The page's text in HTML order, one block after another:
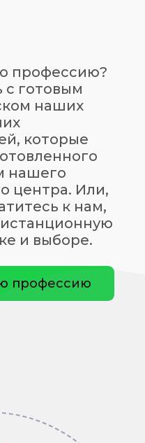
профессию?
с готовым
наших
которые
нашего
центра. Или,
к нам,
и выборе.
профессию